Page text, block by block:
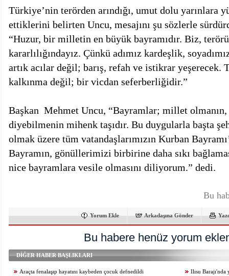
Türkiye’nin terörden arındığı, umut dolu yarınlara
ettiklerini belirten Uncu, mesajını şu sözlerle
“Huzur, bir milletin en büyük bayramıdır. Biz,
kararlılığındayız. Çünkü adımız kardeşlik,
artık acılar değil; barış, refah ve istikrar yeşerecek.
kalkınma değil; bir vicdan seferberliğidir.”
Başkan Mehmet Uncu, “Bayramlar; millet olmanın,
diyebilmenin mihenk taşıdır. Bu duygularla başta
olmak üzere tüm vatandaşlarımızın Kurban
Bayramın, gönüllerimizi birbirine daha sıkı
nice bayramlara vesile olmasını diliyorum.” dedi.
Bu
Yorum Ekle Arkadaşına Gönder
Bu habere henüz yorum
DİĞER HABER BAŞLIKLARI
Araçta fenalaşıp hayatını kaybeden çocuk defnedildi
Ilısu Barajı'nda